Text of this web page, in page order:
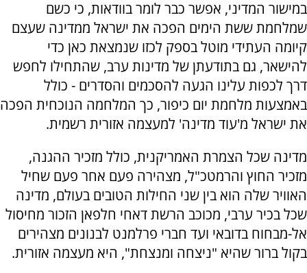
במישור המדיני, אפשר כבר לומר בוודאות, כי כשם
שמלחמת ששת הימים הפכה את ישראל ממדינה שעצם
קיומה העתידי מוטל בספק לכזו שנמצאת כאן כדי
להישאר, גם בתודעתן של מדינות ערב, שהתחילו לחפש
דרך לכפות עלינו הגעה להסכמים והסדרים - כולל
באמצעות מלחמת יום כיפור, כך המלחמה הנוכחית הפכה
את ישראל מ'עוד מדינה' למעצמה אזורית רשמית.
מדינה שכל הצמרת האמריקנית, כולל מזכיר ההגנה,
מזכיר החוץ והרמטכ"ל, מצהירה פעם אחר פעם שחיל
האוויר שלה הוא בין שני החילות הטובים בעולם, מדינה
שכל בכיר ערבי, מכוכב הרשת דאחי חלפאן הזכור מחיסול
אל-מבחוח בדובאי ועד חברי פרלמנט לבנונים מצהירים
בקול ברור שהיא "ניצחה ומנצחת", היא מעצמה אזורית.